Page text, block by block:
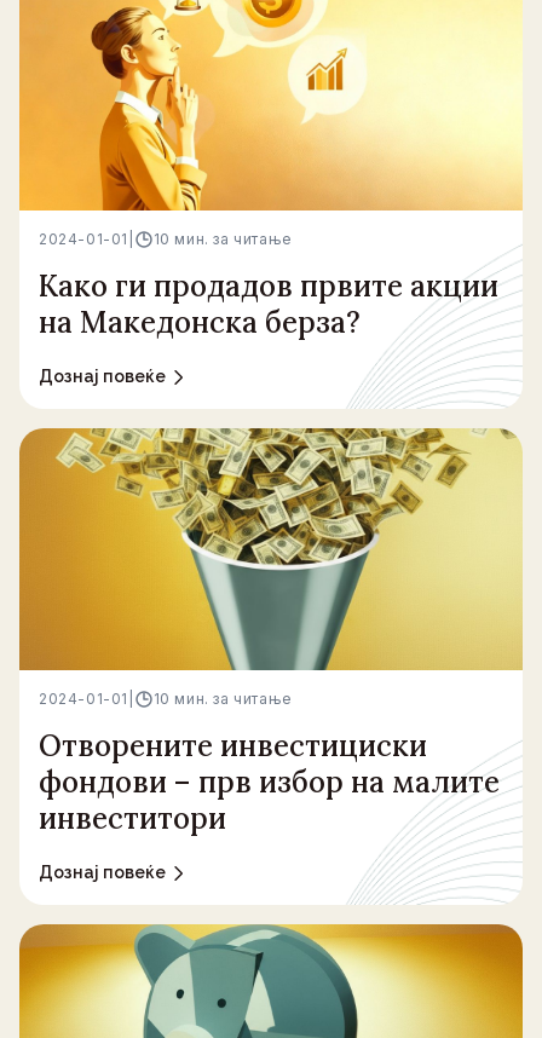
2024-01-01 10 мин. за читање
Како ги продадов првите акции
на Македонска берза?
Дознај повеќе
2024-01-01 10 мин. за читање
Отворените инвестициски
фондови – прв избор на малите
инвеститори
Дознај повеќе